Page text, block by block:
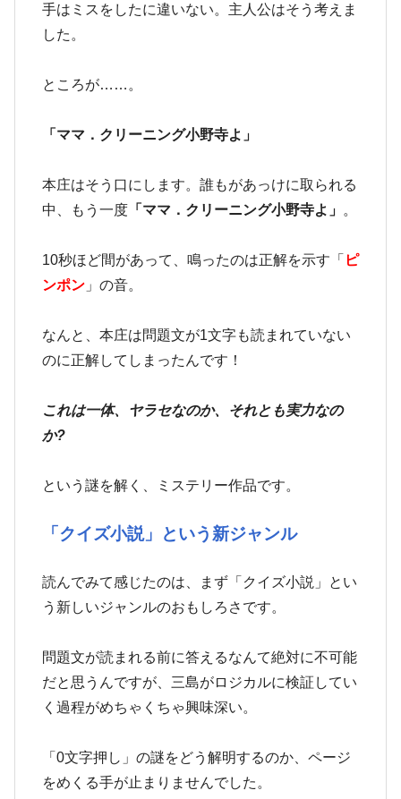
手はミスをしたに違いない。主人公はそう考えま
した。
ところが……。
「ママ．クリーニング小野寺よ」
本庄はそう口にします。誰もがあっけに取られる
中、もう一度 「ママ．クリーニング小野寺よ」 。
10秒ほど間があって、鳴ったのは正解を示す「 ピ
ンポン 」の音。
なんと、本庄は問題文が1文字も読まれていない
のに正解してしまったんです！
これは一体、ヤラセなのか、それとも実力なの
か?
という謎を解く、ミステリー作品です。
「クイズ小説」という新ジャンル
読んでみて感じたのは、まず「クイズ小説」とい
う新しいジャンルのおもしろさです。
問題文が読まれる前に答えるなんて絶対に不可能
だと思うんですが、三島がロジカルに検証してい
く過程がめちゃくちゃ興味深い。
「0文字押し」の謎をどう解明するのか、ページ
をめくる手が止まりませんでした。